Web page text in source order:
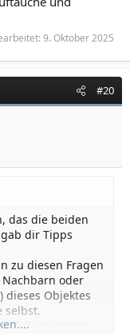
9. Oktober 2025
#20
das die beiden
dir Tipps
zu diesen Fragen
oder
dieses Objektes
selbst.
falls es sowas